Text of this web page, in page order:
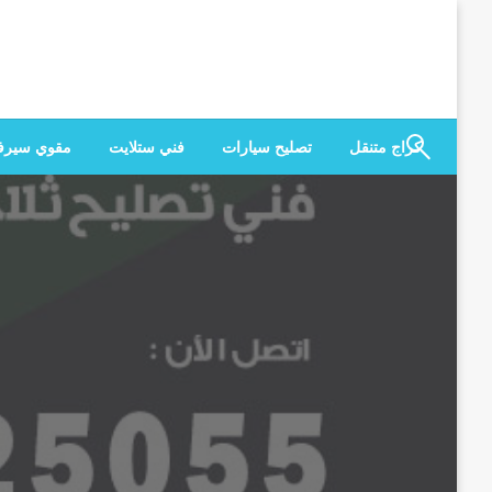
كراج متنقل
تصليح سيارات فني ستلايت مقوي